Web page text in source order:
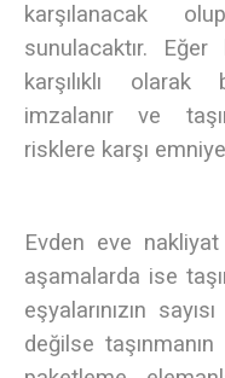
karşılanacak
sunulacaktır.
karşılıklı olarak
imzalanır ve
risklere karşı
Evden eve
aşamalarda ise
eşyalarınızın
değilse